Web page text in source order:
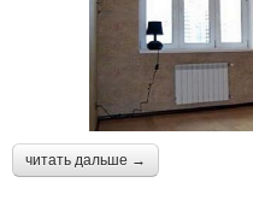
читать дальше →